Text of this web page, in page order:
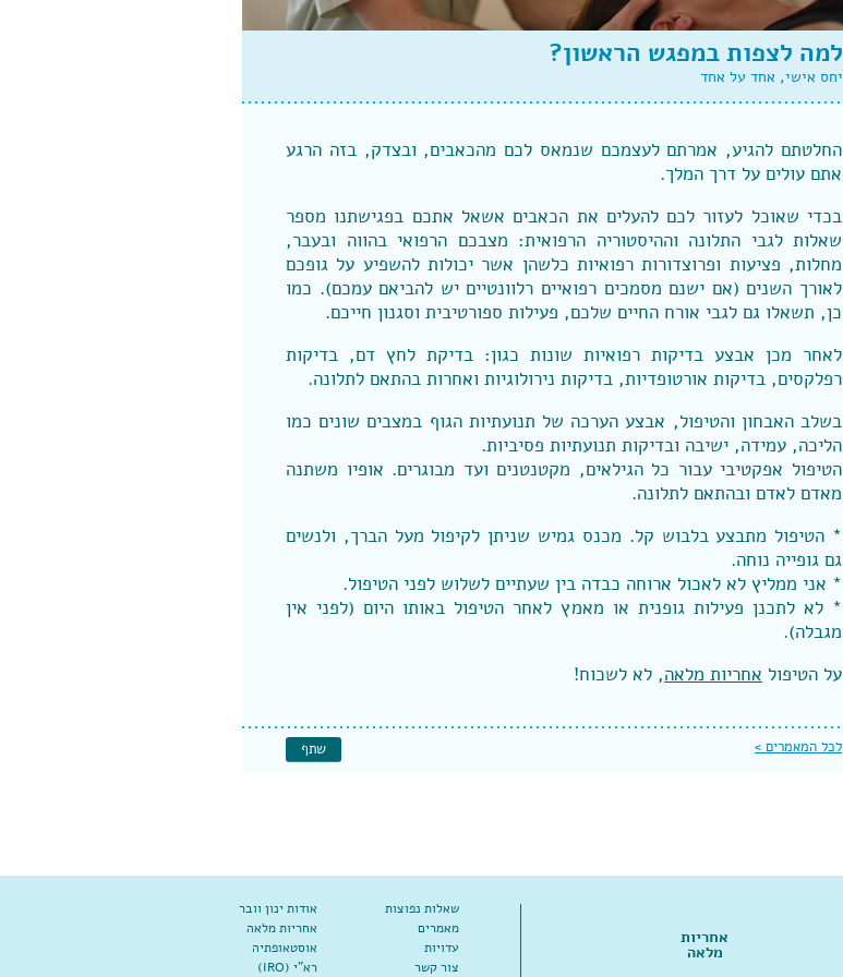
למה לצפות במפגש הראשון?
יחס אישי, אחד על אחד
החלטתם להגיע, אמרתם לעצמכם שנמאס לכם מהכאבים, ובצדק, בזה הרגע
אתם עולים על דרך המלך.
בכדי שאוכל לעזור לכם להעלים את הכאבים אשאל אתכם בפגישתנו מספר
שאלות לגבי התלונה וההיסטוריה הרפואית: מצבכם הרפואי בהווה ובעבר,
מחלות, פציעות ופרוצדורות רפואיות כלשהן אשר יכולות להשפיע על גופכם
לאורך השנים (אם ישנם מסמכים רפואיים רלוונטיים יש להביאם עמכם). כמו
כן, תשאלו גם לגבי אורח החיים שלכם, פעילות ספורטיבית וסגנון חייכם.
לאחר מכן אבצע בדיקות רפואיות שונות כגון: בדיקת לחץ דם, בדיקות
רפלקסים, בדיקות אורטופדיות, בדיקות נירולוגיות ואחרות בהתאם לתלונה.
בשלב האבחון והטיפול, אבצע הערכה של תנועתיות הגוף במצבים שונים כמו
הליכה, עמידה, ישיבה ובדיקות תנועתיות פסיביות.
הטיפול אפקטיבי עבור כל הגילאים, מקטנטנים ועד מבוגרים. אופיו משתנה
מאדם לאדם ובהתאם לתלונה.
* הטיפול מתבצע בלבוש קל. מכנס גמיש שניתן לקיפול מעל הברך, ולנשים
גם גופייה נוחה.
* אני ממליץ לא לאכול ארוחה כבדה בין שעתיים לשלוש לפני הטיפול.
* לא לתכנן פעילות גופנית או מאמץ לאחר הטיפול באותו היום (לפני אין
מגבלה).
על הטיפול אחריות מלאה, לא לשכוח!
לכל המאמרים > שתף
שאלות נפוצות
אודות ינון וובר
מאמרים
אחריות מלאה
עדויות
אוסטאופתיה
צור קשר
רא"י (IRO)
אחריות
מלאה